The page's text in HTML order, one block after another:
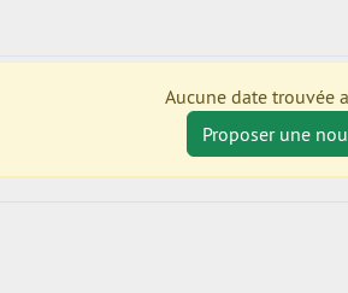
Aucune date trouvée
Proposer une